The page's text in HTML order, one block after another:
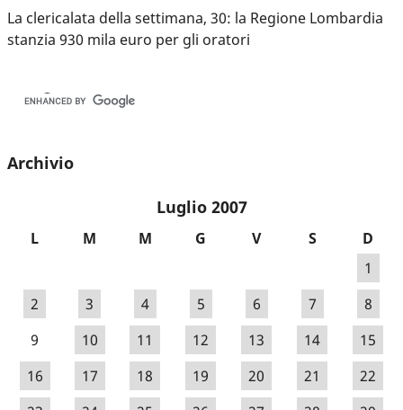
La clericalata della settimana, 30: la Regione Lombardia
stanzia 930 mila euro per gli oratori
Archivio
Luglio 2007
L M M G V S
D
1
2
3 4 5 6 7
8
9
10 11 12 13 14
15
16
17 18 19 20 21
22